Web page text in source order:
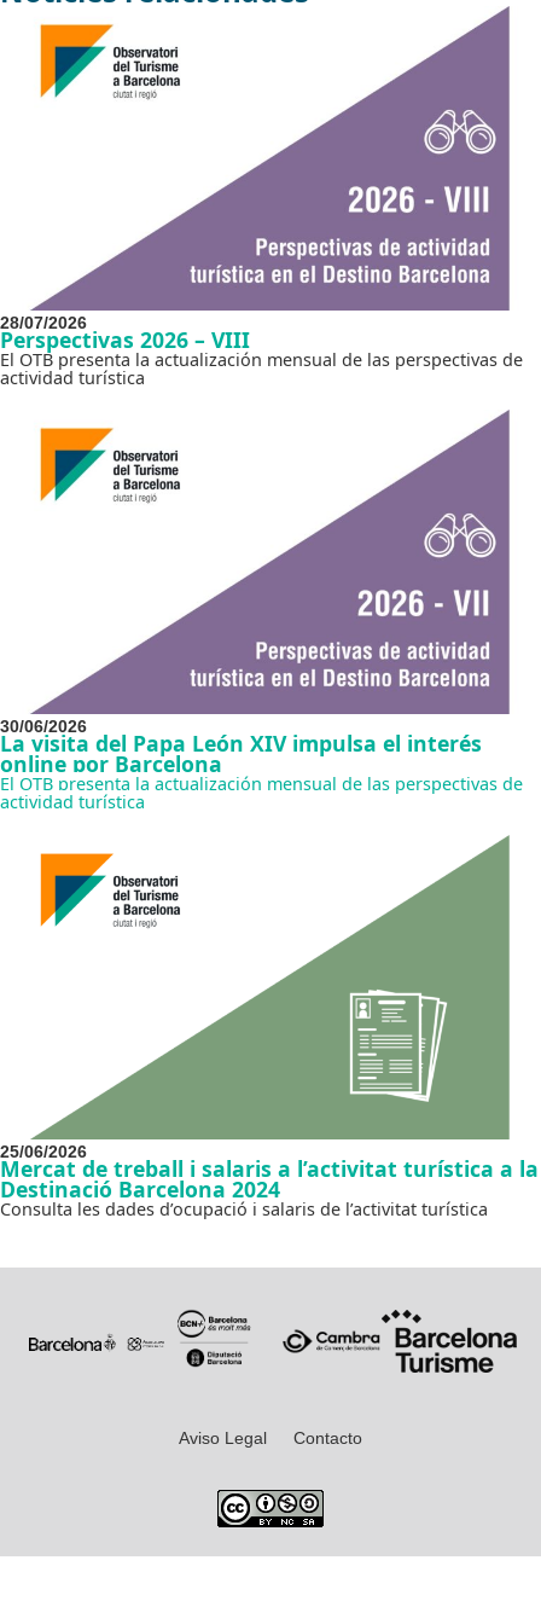
28/07/2026
Perspectivas 2026 – VIII
El OTB presenta la actualización mensual de las perspectivas de
actividad turística
30/06/2026
La visita del Papa León XIV impulsa el interés
online por Barcelona
El OTB presenta la actualización mensual de las perspectivas de
actividad turística
25/06/2026
Mercat de treball i salaris a l’activitat turística a la
Destinació Barcelona 2024
Consulta les dades d’ocupació i salaris de l’activitat turística
Aviso Legal Contacto